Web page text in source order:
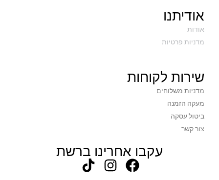
אודיתנו
אודות
מדניות פרטיות
שירות לקוחות
מדניות משלוחים
מעקה הזמנה
ביטול עסקה
צור קשר
עקבו אחרינו ברשת